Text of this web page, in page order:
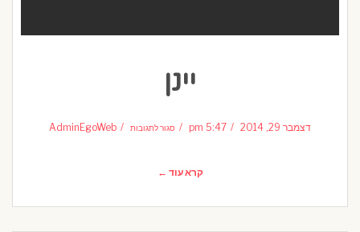
יינן
דצמבר 29, 2014 5:47 pm סגור לתגובות יינן
AdminEgoWeb
קרא עוד ←